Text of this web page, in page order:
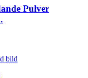
Pulver